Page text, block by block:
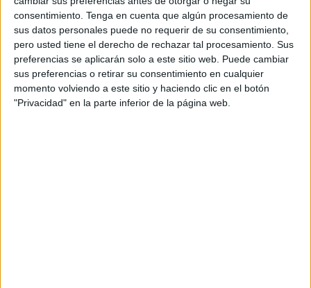
consentimiento. Tenga en cuenta que algún procesamiento de
sus datos personales puede no requerir de su consentimiento,
pero usted tiene el derecho de rechazar tal procesamiento. Sus
preferencias se aplicarán solo a este sitio web. Puede cambiar
sus preferencias o retirar su consentimiento en cualquier
momento volviendo a este sitio y haciendo clic en el botón
"Privacidad" en la parte inferior de la página web.
DESCARGAR EN PDF